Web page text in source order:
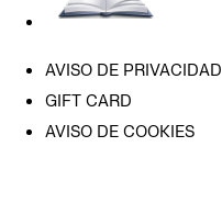
AVISO DE PRIVACIDAD
GIFT CARD
AVISO DE COOKIES